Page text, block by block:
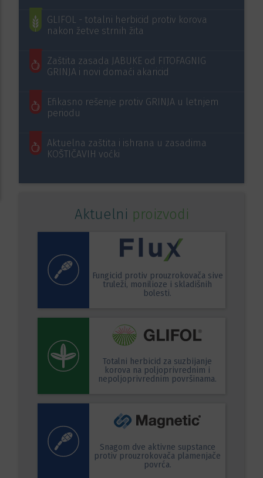
GLIFOL - totalni herbicid protiv korova
nakon žetve strnih žita
Zaštita zasada JABUKE od FITOFAGNIG
GRINJA i novi domaći akaricid
Efikasno rešenje protiv GRINJA u letnjem
periodu
Aktuelna zaštita i ishrana u zasadima
KOŠTIČAVIH voćki
Aktuelni proizvodi
Fungicid protiv prouzrokovača sive
truleži, monilioze i skladišnih
bolesti.
Totalni herbicid za suzbijanje
korova na poljoprivrednim i
nepoljoprivrednim površinama.
Snagom dve aktivne supstance
protiv prouzrokovača plamenjače
povrća.